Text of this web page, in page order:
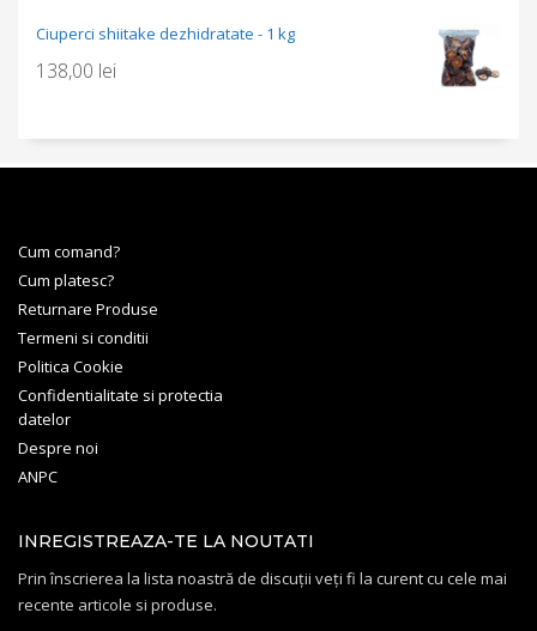
Ciuperci shiitake dezhidratate - 1 kg
138,00 lei
Cum comand?
Cum platesc?
Returnare Produse
Termeni si conditii
Politica Cookie
Confidentialitate si protectia
datelor
Despre noi
ANPC
INREGISTREAZA-TE LA NOUTATI
Prin înscrierea la lista noastră de discuții veți fi la curent cu cele mai
recente articole si produse.